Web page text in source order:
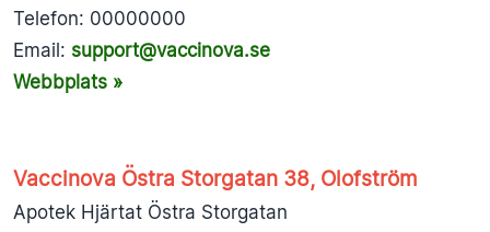
Telefon: 00000000
Email: support@vaccinova.se
Webbplats »
Vaccinova Östra Storgatan 38, Olofström
Apotek Hjärtat Östra Storgatan